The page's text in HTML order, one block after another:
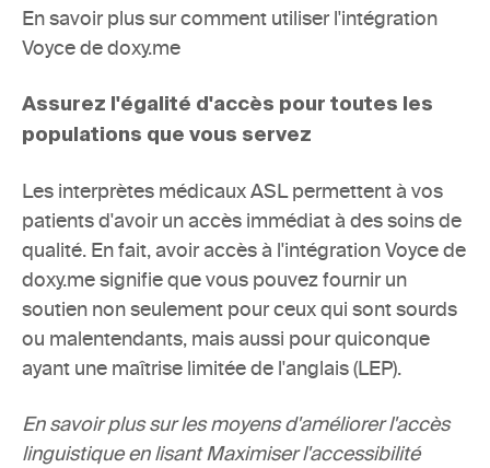
En savoir plus sur comment utiliser l'intégration
Voyce de doxy.me
Assurez l'égalité d'accès pour toutes les
populations que vous servez
Les interprètes médicaux ASL permettent à vos
patients d'avoir un accès immédiat à des soins de
qualité. En fait, avoir accès à l'intégration Voyce de
doxy.me signifie que vous pouvez fournir un
soutien non seulement pour ceux qui sont sourds
ou malentendants, mais aussi pour quiconque
ayant une maîtrise limitée de l'anglais (LEP).
En savoir plus sur les moyens d'améliorer l'accès
linguistique en lisant Maximiser l'accessibilité